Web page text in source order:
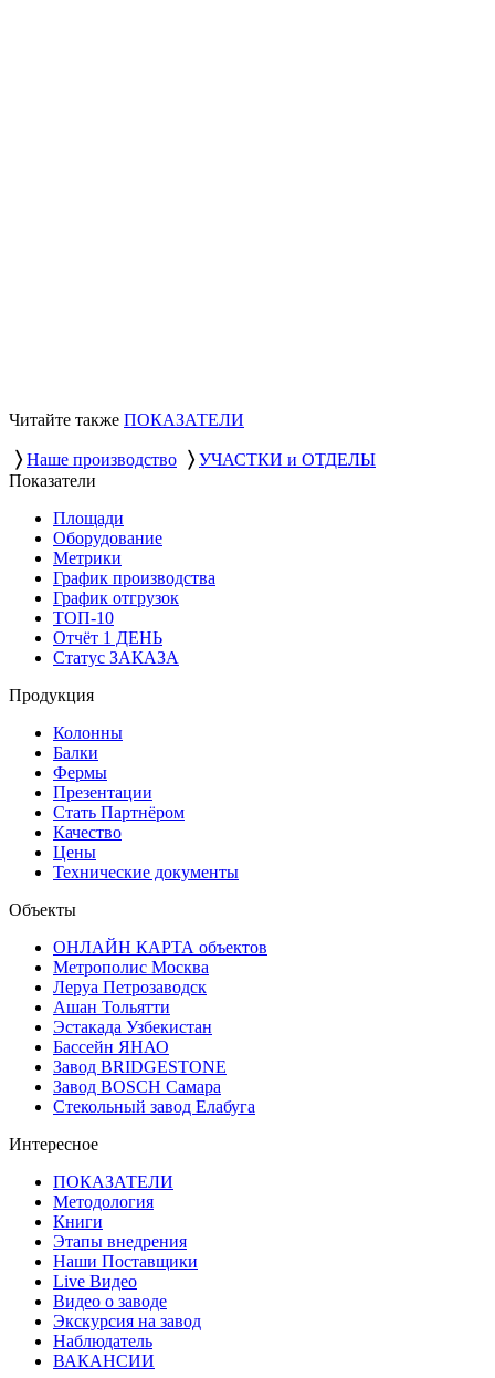
Читайте также ПОКАЗАТЕЛИ
〉 Наше производство 〉 УЧАСТКИ и ОТДЕЛЫ
Показатели
Площади
Оборудование
Метрики
График производства
График отгрузок
ТОП-10
Отчёт 1 ДЕНЬ
Статус ЗАКАЗА
Продукция
Колонны
Балки
Фермы
Презентации
Стать Партнёром
Качество
Цены
Технические документы
Объекты
ОНЛАЙН КАРТА объектов
Метрополис Москва
Леруа Петрозаводск
Ашан Тольятти
Эстакада Узбекистан
Бассейн ЯНАО
Завод BRIDGESTONE
Завод BOSCH Самара
Стекольный завод Елабуга
Интересное
ПОКАЗАТЕЛИ
Методология
Книги
Этапы внедрения
Наши Поставщики
Live Видео
Видео о заводе
Экскурсия на завод
Наблюдатель
ВАКАНСИИ